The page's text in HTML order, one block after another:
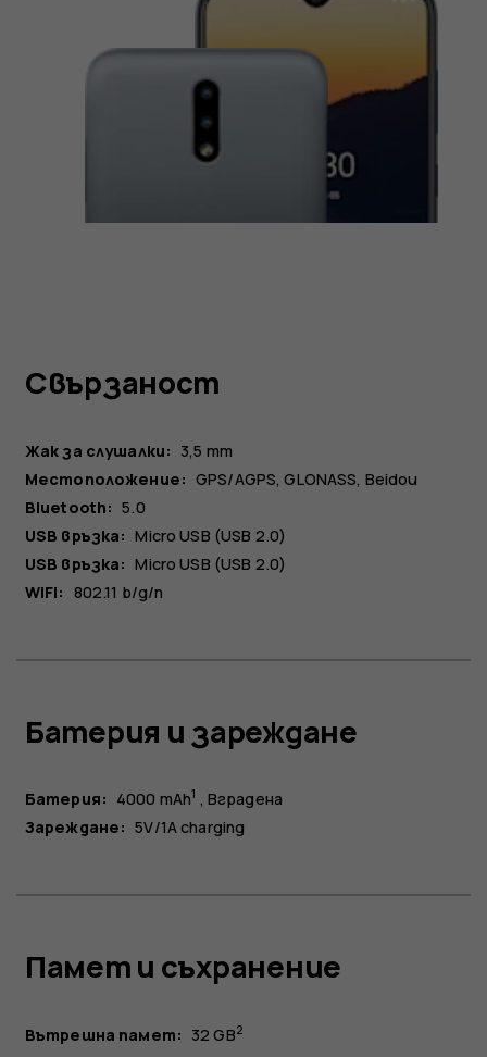
Свързаност
Жак за слушалки: 3,5 mm
Местоположение: GPS/AGPS, GLONASS, Beidou
Bluetooth: 5.0
USB връзка: Micro USB (USB 2.0)
USB връзка: Micro USB (USB 2.0)
WiFi: 802.11 b/g/n
Батерия и зареждане
Батерия: 4000 mAh1
Вградена
Зареждане: 5V/1A charging
Памет и съхранение
Вътрешна памет: 32 GB2